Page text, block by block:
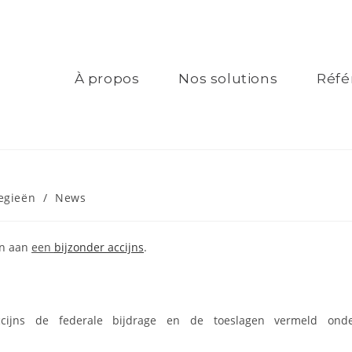
À propos Nos solutions
/ News
aan een bijzonder accijns.
de federale bijdrage en de toeslagen vermeld